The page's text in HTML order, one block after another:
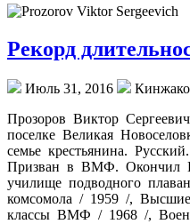
Рекорд
Июль 31, 2016
Прозоров Виктор
поселке Великая
семье крестьянина.
Призван в ВМФ. Окончил
училище подводного
комсомола / 1959 /,
классы ВМФ / 1968 /,